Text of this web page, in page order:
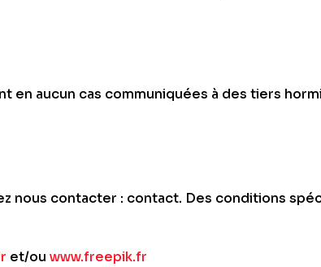
aucun cas communiquées à des tiers
nous contacter : contact. Des conditions
et/ou www.freepik.fr